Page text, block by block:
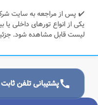
✔️ پس از مراجعه به سایت
یکی از انواع تورهای داخلی یا
لیست قابل مشاهده شود.
callپشتیبانی تلفن ثابت